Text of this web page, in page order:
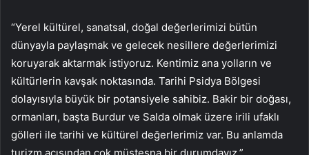
“Yerel kültürel, sanatsal, doğal değerlerimizi bütün
dünyayla paylaşmak ve gelecek nesillere değerlerimizi
koruyarak aktarmak istiyoruz. Kentimiz ana yolların ve
kültürlerin kavşak noktasında. Tarihi Psidya Bölgesi
dolayısıyla büyük bir potansiyele sahibiz. Bakir bir doğası,
ormanları, başta Burdur ve Salda olmak üzere irili ufaklı
gölleri ile tarihi ve kültürel değerlerimiz var. Bu anlamda